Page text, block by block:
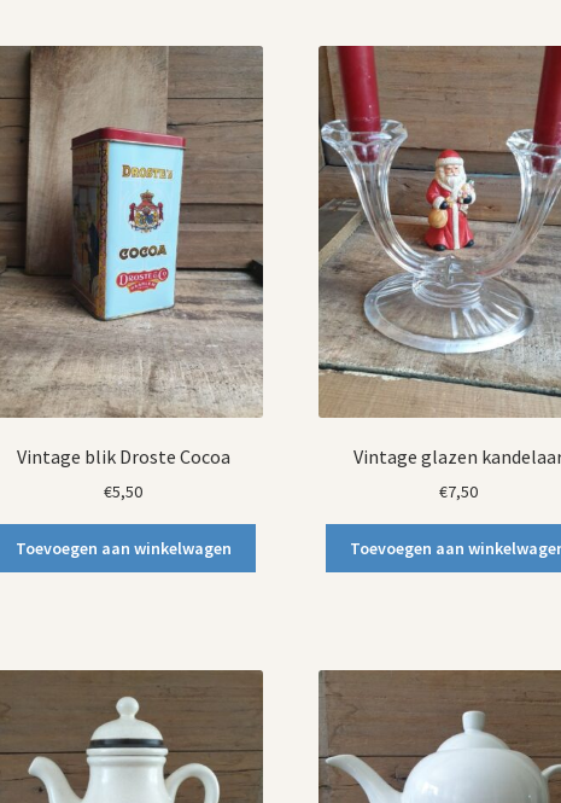
Vintage blik Droste Cocoa
€5,50
Toevoegen aan winkelwagen
Vintage glazen
€7,50
Toevoegen aan